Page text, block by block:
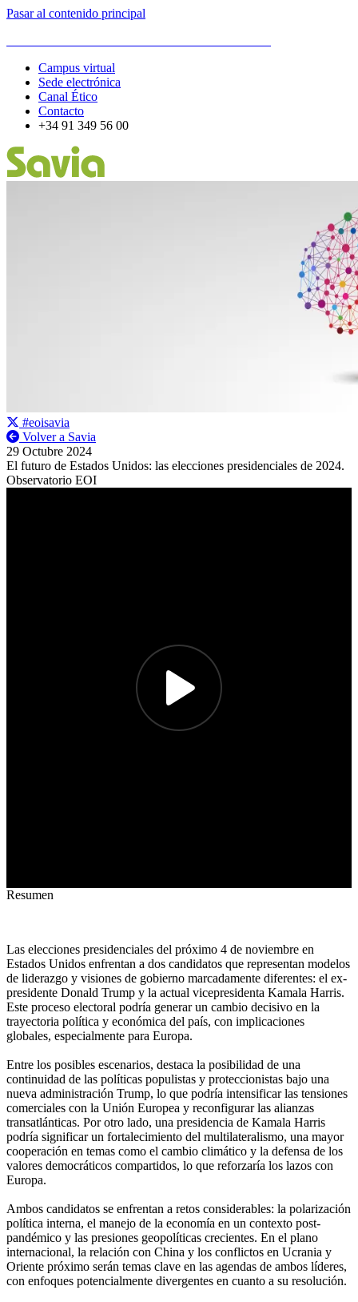
Pasar al contenido principal
Campus virtual
Sede electrónica
Canal Ético
Contacto
+34 91 349 56 00
#eoisavia
Volver a Savia
29 Octubre 2024
El futuro de Estados Unidos: las elecciones presidenciales de 2024.
Observatorio EOI
Resumen
Las elecciones presidenciales del próximo 4 de noviembre en
Estados Unidos enfrentan a dos candidatos que representan modelos
de liderazgo y visiones de gobierno marcadamente diferentes: el ex-
presidente Donald Trump y la actual vicepresidenta Kamala Harris.
Este proceso electoral podría generar un cambio decisivo en la
trayectoria política y económica del país, con implicaciones
globales, especialmente para Europa.
Entre los posibles escenarios, destaca la posibilidad de una
continuidad de las políticas populistas y proteccionistas bajo una
nueva administración Trump, lo que podría intensificar las tensiones
comerciales con la Unión Europea y reconfigurar las alianzas
transatlánticas. Por otro lado, una presidencia de Kamala Harris
podría significar un fortalecimiento del multilateralismo, una mayor
cooperación en temas como el cambio climático y la defensa de los
valores democráticos compartidos, lo que reforzaría los lazos con
Europa.
Ambos candidatos se enfrentan a retos considerables: la polarización
política interna, el manejo de la economía en un contexto post-
pandémico y las presiones geopolíticas crecientes. En el plano
internacional, la relación con China y los conflictos en Ucrania y
Oriente próximo serán temas clave en las agendas de ambos líderes,
con enfoques potencialmente divergentes en cuanto a su resolución.